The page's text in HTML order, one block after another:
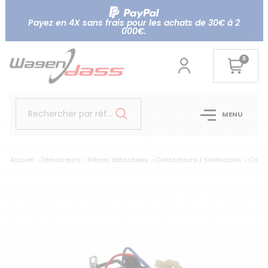
Payez en 4X sans frais pour les achats de 30€ à 2
000€.
0
Rechercher par référence... MENU
Accueil Démarreurs - Pièces détachées Contacteurs / Solénoïdes